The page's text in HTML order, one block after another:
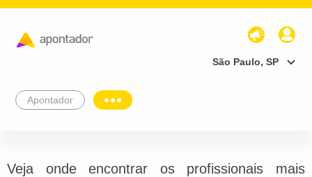
São Paulo, SP
Apontador
Veja onde encontrar os profissionais mais